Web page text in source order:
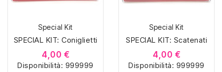
collezione di sorpresine.
collezione di sorpresine.
Special Kit
SPECIAL KIT: Coniglietti
4,00 €
Disponibilità: 999999
Special Kit
SPECIAL KIT: Scatenati
4,00 €
Disponibilità: 999999